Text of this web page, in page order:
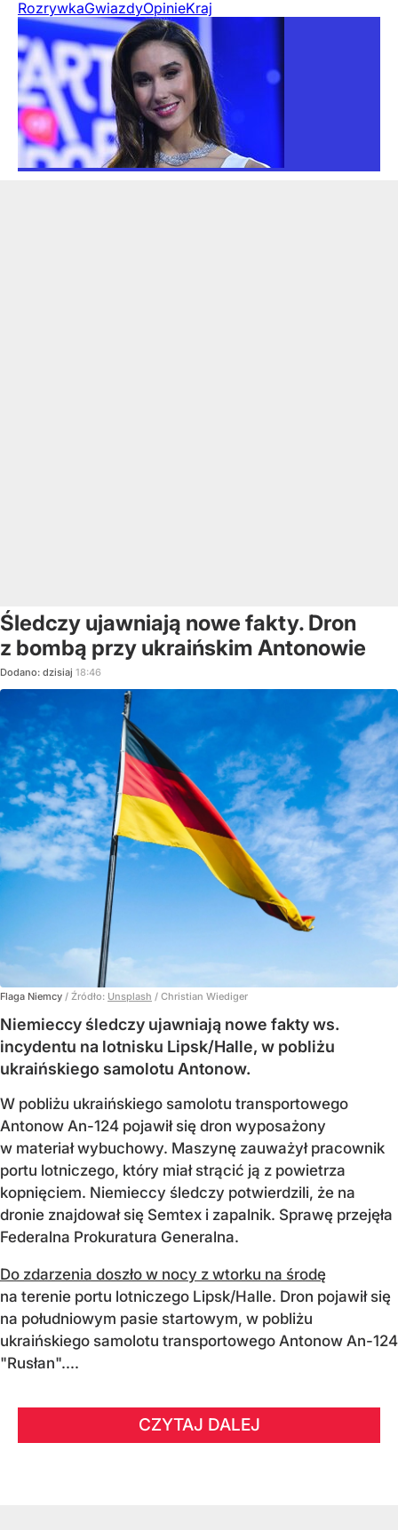
RozrywkaGwiazdyOpinieKraj
Śledczy ujawniają nowe fakty. Dron
z bombą przy ukraińskim Antonowie
Dodano: dzisiaj 18:46
Flaga Niemcy / Źródło: Unsplash / Christian Wiediger
Niemieccy śledczy ujawniają nowe fakty ws.
incydentu na lotnisku Lipsk/Halle, w pobliżu
ukraińskiego samolotu Antonow.
W pobliżu ukraińskiego samolotu transportowego
Antonow An-124 pojawił się dron wyposażony
w materiał wybuchowy. Maszynę zauważył pracownik
portu lotniczego, który miał strącić ją z powietrza
kopnięciem. Niemieccy śledczy potwierdzili, że na
dronie znajdował się Semtex i zapalnik. Sprawę przejęła
Federalna Prokuratura Generalna.
Do zdarzenia doszło w nocy z wtorku na środę
na terenie portu lotniczego Lipsk/Halle. Dron pojawił się
na południowym pasie startowym, w pobliżu
ukraińskiego samolotu transportowego Antonow An-124
"Rusłan"....
CZYTAJ DALEJ